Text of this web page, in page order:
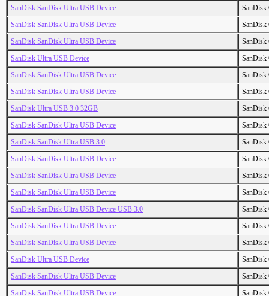
SanDisk SanDisk Ultra USB Device
SanDisk
SanDisk SanDisk Ultra USB Device
SanDisk
SanDisk SanDisk Ultra USB Device
SanDisk
SanDisk Ultra USB Device
SanDisk
SanDisk SanDisk Ultra USB Device
SanDisk
SanDisk SanDisk Ultra USB Device
SanDisk
SanDisk Ultra USB 3.0 32GB
SanDisk
SanDisk SanDisk Ultra USB Device
SanDisk
SanDisk SanDisk Ultra USB 3.0
SanDisk
SanDisk SanDisk Ultra USB Device
SanDisk
SanDisk SanDisk Ultra USB Device
SanDisk
SanDisk SanDisk Ultra USB Device
SanDisk
SanDisk SanDisk Ultra USB Device USB 3.0
SanDisk
SanDisk SanDisk Ultra USB Device
SanDisk
SanDisk SanDisk Ultra USB Device
SanDisk
SanDisk Ultra USB Device
SanDisk
SanDisk SanDisk Ultra USB Device
SanDisk
SanDisk SanDisk Ultra USB Device
SanDisk